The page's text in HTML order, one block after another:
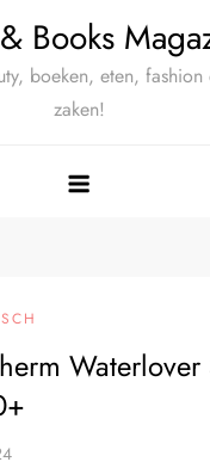
Books
boeken, eten, fashion
zaken!
Waterlover